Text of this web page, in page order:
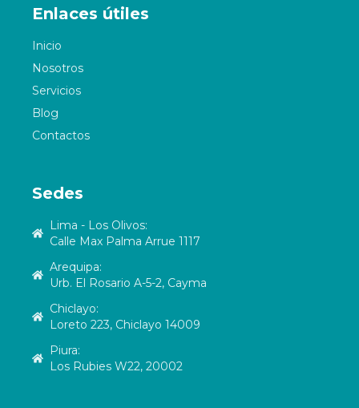
Enlaces útiles
Inicio
Nosotros
Servicios
Blog
Contactos
Sedes
Lima - Los Olivos:
Calle Max Palma Arrue 1117
Arequipa:
Urb. El Rosario A-5-2, Cayma
Chiclayo:
Loreto 223, Chiclayo 14009
Piura:
Los Rubies W22, 20002